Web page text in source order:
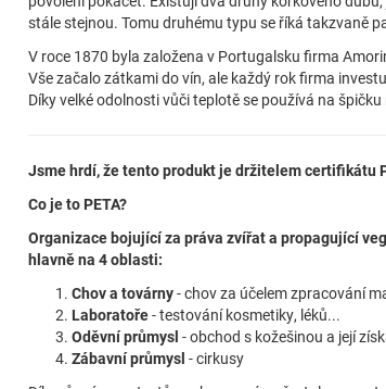
stále stejnou. Tomu druhému typu se říká takzvaně
V roce 1870 byla založena v Portugalsku firma
Vše začalo zátkami do vín, ale každý rok firma
Díky velké odolnosti vůči teplotě se používá na
Jsme hrdí, že tento produkt je držitelem certifikátu
Co je to PETA?
Organizace bojující za práva zvířat a propagující
hlavně na 4 oblasti:
Chov a továrny- chov za účelem zpracování
Laboratoře- testování kosmetiky, léků...
Oděvní průmysl - obchod s kožešinou a její
Zábavní průmysl - cirkusy